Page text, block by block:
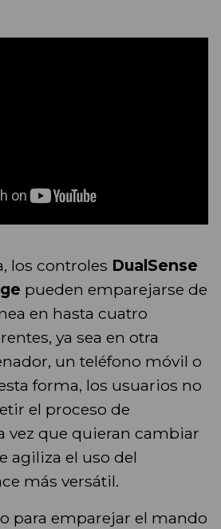
los controles DualSense
pueden emparejarse de
en hasta cuatro
ya sea en otra
un teléfono móvil o
forma, los usuarios no
el proceso de
vez que quieran cambiar
agiliza el uso del
más versátil.
para emparejar el mando